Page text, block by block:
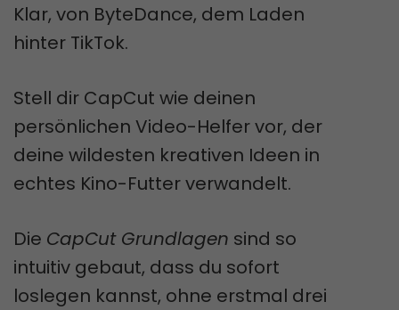
Klar, von ByteDance, dem Laden
hinter TikTok.
Stell dir CapCut wie deinen
persönlichen Video-Helfer vor, der
deine wildesten kreativen Ideen in
echtes Kino-Futter verwandelt.
Die CapCut Grundlagen sind so
intuitiv gebaut, dass du sofort
loslegen kannst, ohne erstmal drei